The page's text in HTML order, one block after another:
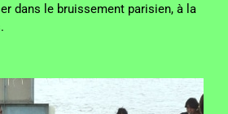
dans le bruissement parisien, à la